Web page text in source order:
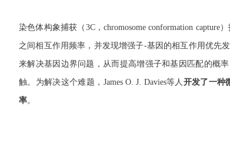
染色体构象捕获（3C，chromosome conformation
之间相互作用频率，并发现增强子-基因的相互作用优先
来解决基因边界问题，从而提高增强子和基因匹配的概
触。为解决这个难题，James O. J. Davies等人 开发了一种
率。